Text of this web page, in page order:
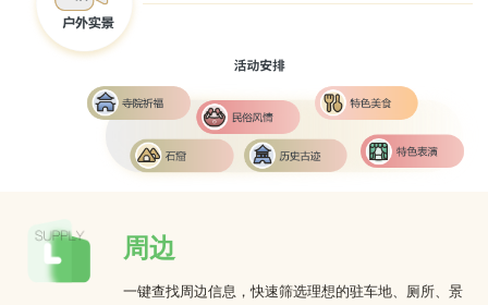
周边
一键查找周边信息，快速筛选理想的驻车地、厕所、景